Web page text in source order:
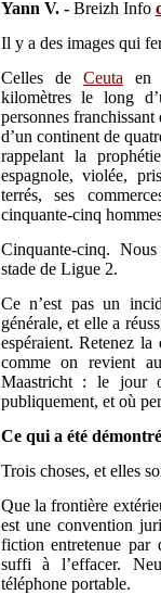
Yann V. - Breizh Info
Il y a des images qui
Celles de Ceuta
en
kilomètres le long
personnes
d’un continent de
rappelant la
espagnole, violée,
terrés, ses
cinquante-cinq
Cinquante-cinq.
stade de Ligue 2.
Ce n’est pas un
générale, et elle a
espéraient. Retenez
comme on revient
Maastricht : le jour
publiquement, et où
Ce qui a été démontré
Trois choses, et elles
Que la frontière
est une convention
fiction entretenue par
suffi à l’effacer.
téléphone portable.